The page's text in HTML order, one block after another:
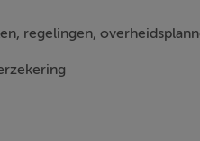
regelingen,